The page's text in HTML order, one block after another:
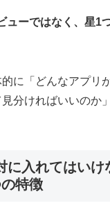
ューではなく、星1
に「どんなアプリ
分ければいいのか
に入れてはい
特徴